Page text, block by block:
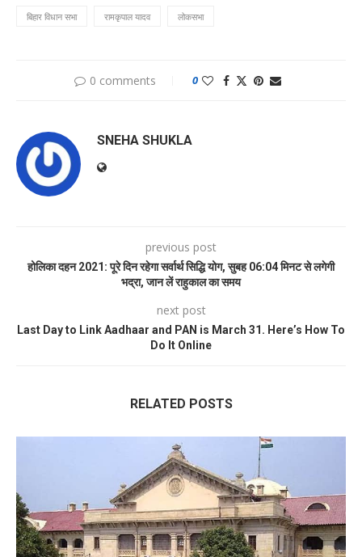
बिहार विधान सभा रामकृपाल यादव लोकसभा
0 comments 0
SNEHA SHUKLA
previous post
होलिका दहन 2021: पूरे दिन रहेगा सर्वार्थ सिद्धि योग, सुबह 06:04 मिनट से लगेगी
भद्रा, जान लें राहुकाल का समय
next post
Last Day to Link Aadhaar and PAN is March 31. Here’s How To
Do It Online
RELATED POSTS